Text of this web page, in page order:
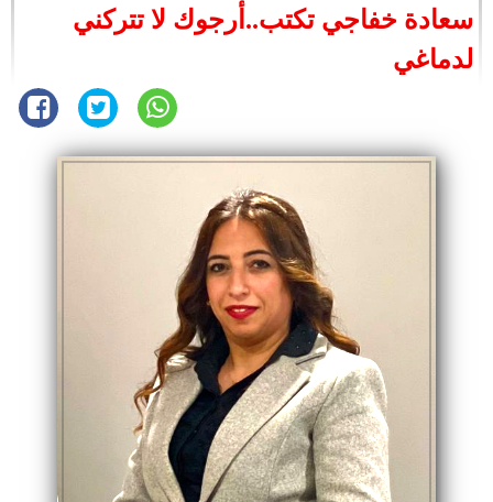
سعادة خفاجي تكتب..أرجوك لا تتركني
لدماغي